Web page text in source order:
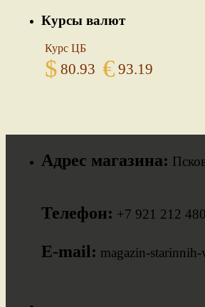
Курсы валют
Курс ЦБ
$ 80.93 € 93.19
Адрес магазина:
Телефон: +7 921 212
E-mail: magazin-